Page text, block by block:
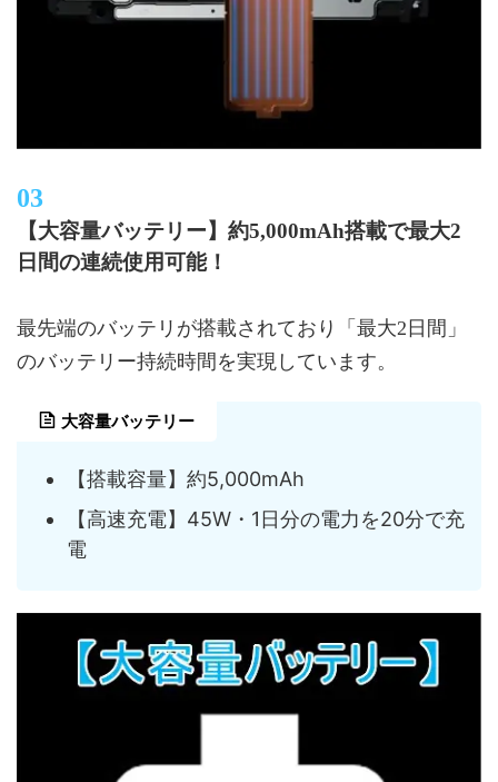
【大容量バッテリー】約5,000mAh搭載で最大2
日間の連続使用可能！
最先端のバッテリが搭載されており「最大2日間」
のバッテリー持続時間を実現しています。
大容量バッテリー
【搭載容量】約5,000mAh
【高速充電】45W・1日分の電力を20分で充
電